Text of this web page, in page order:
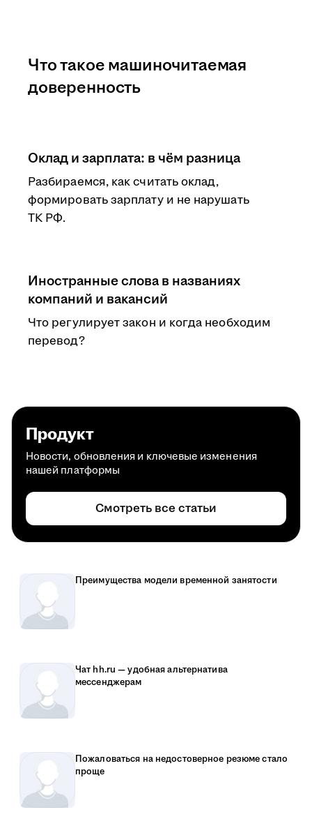
Оклад и зарплата: в чём разница
Разбираемся, как считать оклад,
формировать зарплату и не нарушать
ТК РФ.
Иностранные слова в названиях
компаний и вакансий
Что регулирует закон и когда необходим
перевод?
Что такое машиночитаемая
доверенность
Продукт
Новости, обновления и ключевые изменения
нашей платформы
Смотреть все статьи
Преимущества модели временной занятости
Чат hh.ru — удобная альтернатива
мессенджерам
Пожаловаться на недостоверное резюме стало
проще